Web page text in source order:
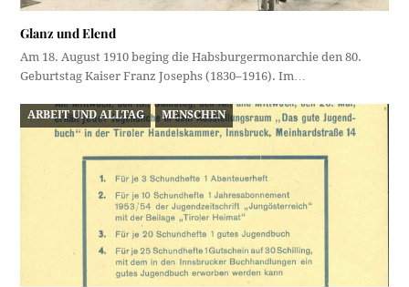
Glanz und Elend
Am 18. August 1910 beging die Habsburgermonarchie den 80.
Geburtstag Kaiser Franz Josephs (1830–1916). Im…
ARBEIT UND ALLTAG MENSCHEN